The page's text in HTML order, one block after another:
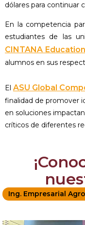
dólares para continuar
En la competencia
estudiantes de las
CINTANA Education
alumnos en sus
El ASU Global
finalidad de promover
en soluciones
críticos de diferentes
Ing. Empresarial